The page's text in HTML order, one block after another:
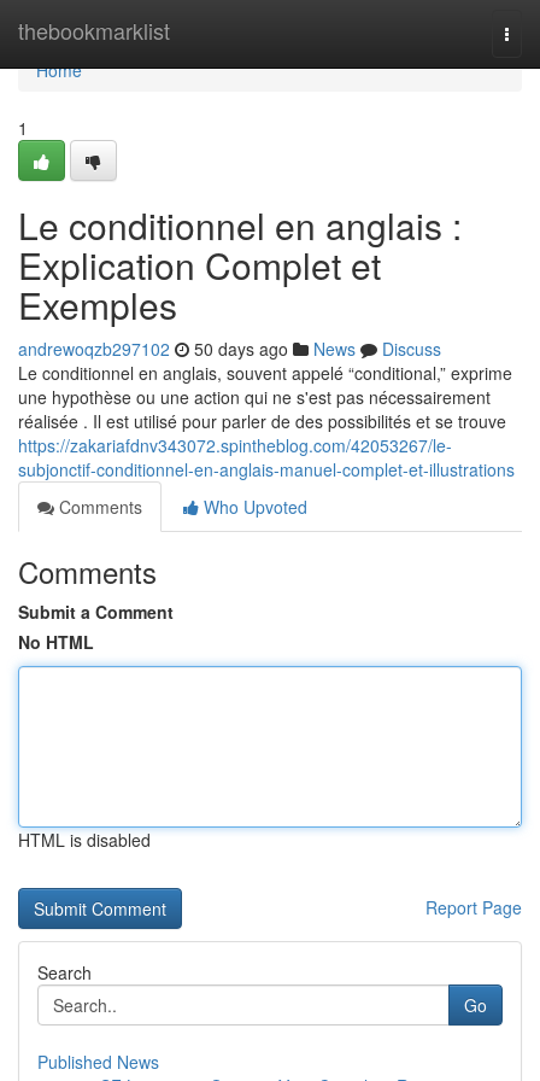
thebookmarklist
Home
Home
1
Le conditionnel en anglais :
Explication Complet et
Exemples
andrewoqzb297102 50 days ago News
Discuss
Le conditionnel en anglais, souvent appelé “conditional,” exprime
une hypothèse ou une action qui ne s'est pas nécessairement
réalisée . Il est utilisé pour parler de des possibilités et se trouve
https://zakariafdnv343072.spintheblog.com/42053267/le-
subjonctif-conditionnel-en-anglais-manuel-complet-et-illustrations
Comments
Who Upvoted
Comments
Submit a Comment
No HTML
HTML is disabled
Report Page
Search
Go
Published News